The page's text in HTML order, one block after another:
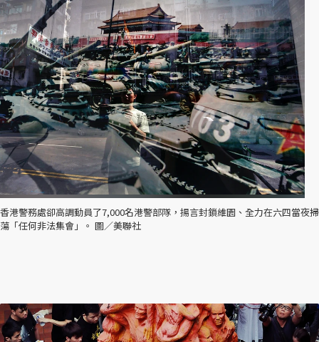
香港警務處卻高調動員了7,000名港警部隊，揚言封鎖維園、全力在六四當夜掃
蕩「任何非法集會」。 圖／美聯社